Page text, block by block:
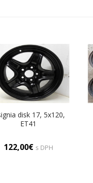
disk 17, 5x120,
ET41
122,00€ s DPH